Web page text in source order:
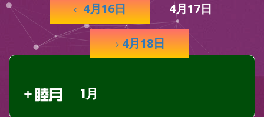
4月16日 4月17日
4月18日
1月